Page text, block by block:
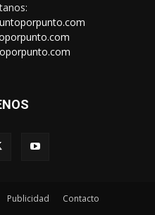
Publicidad Contacto